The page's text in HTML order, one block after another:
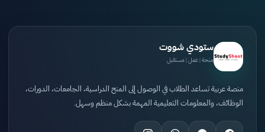
ستودي شووت
منحة | عمل | مستقبل
منصة عربية تساعد الطلاب في الوصول إلى المنح الدراسية، الجامعات، الدورات،
الوظائف، والمعلومات التعليمية المهمة بشكل منظم وسهل.